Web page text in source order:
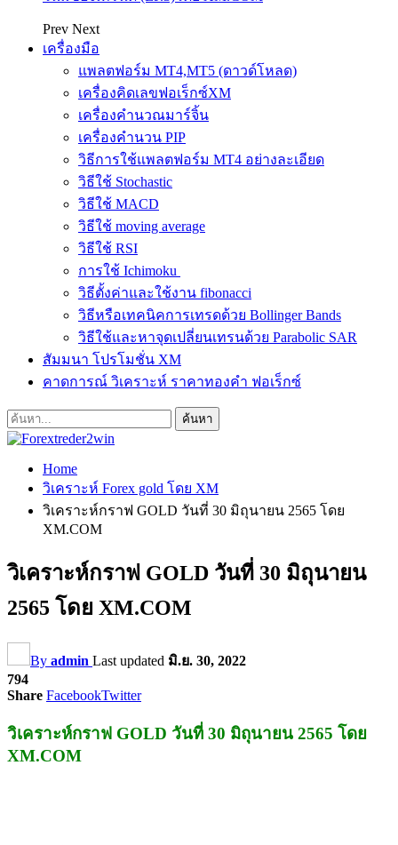
Prev Next
เครื่องมือ
แพลตฟอร์ม MT4,MT5 (ดาวด์โหลด)
เครื่องคิดเลขฟอเร็กซ์XM
เครื่องคำนวณมาร์จิ้น
เครื่องคำนวน PIP
วิธีการใช้แพลตฟอร์ม MT4 อย่างละเอียด
วิธีใช้ Stochastic
วิธีใช้ MACD
วิธีใช้ moving average
วิธีใช้ RSI
การใช้ Ichimoku
วิธีตั้งค่าและใช้งาน fibonacci
วิธีหรือเทคนิคการเทรดด้วย Bollinger Bands
วิธีใช้และหาจุดเปลี่ยนเทรนด้วย Parabolic SAR
สัมมนา โปรโมชั่น XM
คาดการณ์ วิเคราะห์ ราคาทองคำ ฟอเร็กซ์
Home
วิเคราะห์ Forex gold โดย XM
วิเคราะห์กราฟ GOLD วันที่ 30 มิถุนายน 2565 โดย
XM.COM
วิเคราะห์กราฟ GOLD วันที่ 30 มิถุนายน
2565 โดย XM.COM
By admin Last updated มิ.ย. 30, 2022
794
Share FacebookTwitter
วิเคราะห์กราฟ GOLD วันที่ 30 มิถุนายน 2565 โดย
XM.COM